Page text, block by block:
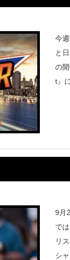
今
と
の
t』
9月
で
リ
シ